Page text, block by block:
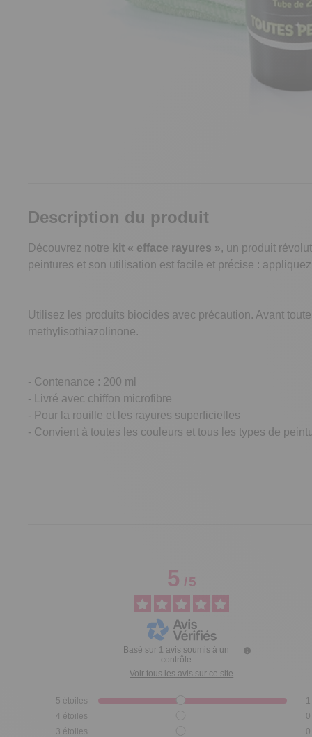
Description du produit
Découvrez notre kit « efface rayures », un produit
peintures et son utilisation est facile et précise :
Utilisez les produits biocides avec précaution. Avant
methylisothiazolinone.
- Contenance : 200 ml
- Livré avec chiffon microfibre
- Pour la rouille et les rayures superficielles
- Convient à toutes les couleurs et tous les types de
5/5
Basé sur 1 avis soumis à un
contrôle
Voir tous les avis sur ce site
5 étoiles
1
4 étoiles
0
3 étoiles
0